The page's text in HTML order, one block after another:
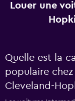
Louer une
Quelle est la
populaire
Cleveland-